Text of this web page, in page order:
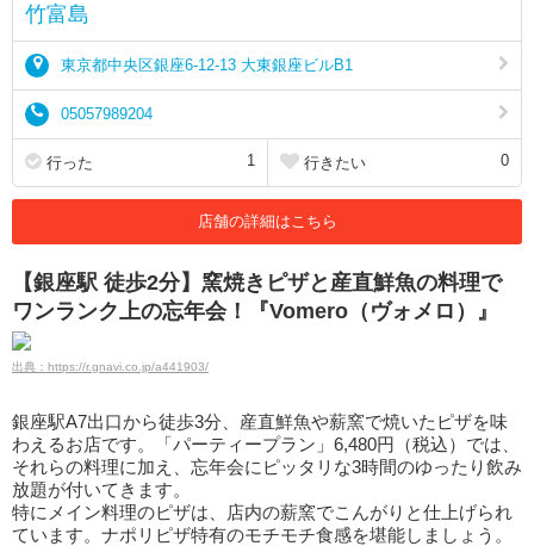
竹富島
東京都中央区銀座6-12-13 大東銀座ビルB1
05057989204
行った 1 行きたい 0
店舗の詳細はこちら
【銀座駅 徒歩2分】窯焼きピザと産直鮮魚の料理で
ワンランク上の忘年会！『Vomero（ヴォメロ）』
出典：https://r.gnavi.co.jp/a441903/
銀座駅A7出口から徒歩3分、産直鮮魚や薪窯で焼いたピザを味
わえるお店です。「パーティープラン」6,480円（税込）では、
それらの料理に加え、忘年会にピッタリな3時間のゆったり飲み
放題が付いてきます。
特にメイン料理のピザは、店内の薪窯でこんがりと仕上げられ
ています。ナポリピザ特有のモチモチ食感を堪能しましょう。